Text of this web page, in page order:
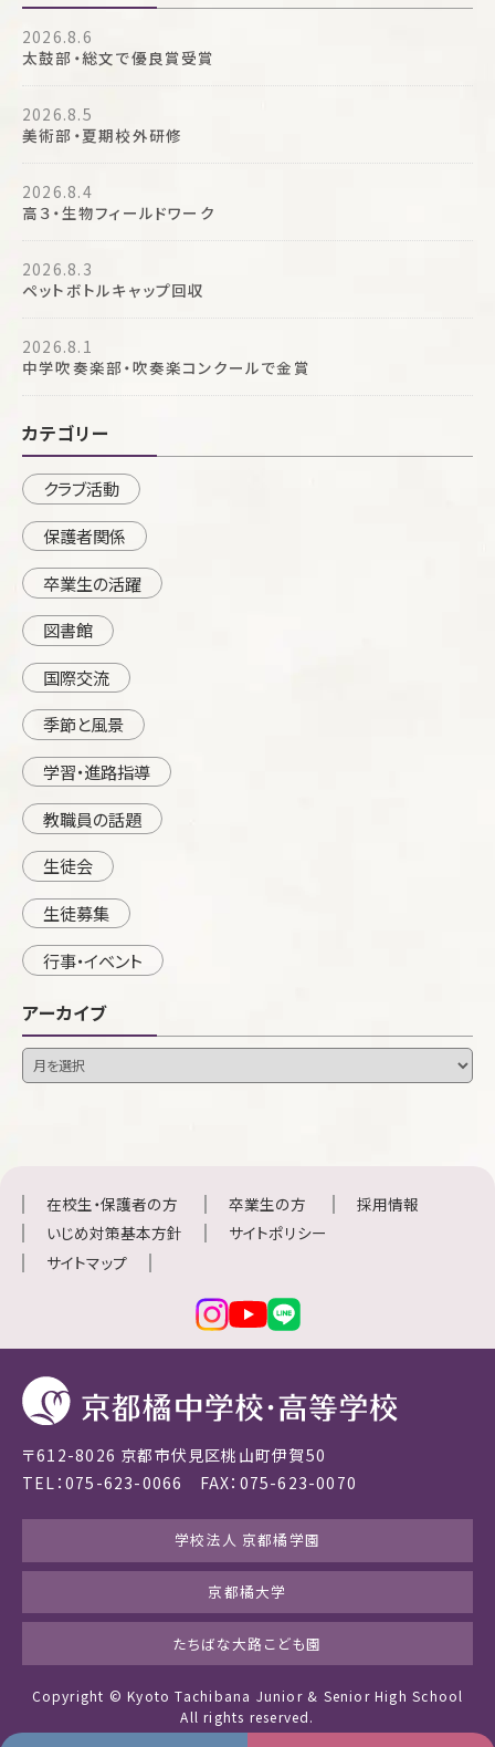
2026.8.6
太鼓部・総文で優良賞受賞
2026.8.5
美術部・夏期校外研修
2026.8.4
高３・生物フィールドワーク
2026.8.3
ペットボトルキャップ回収
2026.8.1
中学吹奏楽部・吹奏楽コンクールで金賞
カテゴリー
クラブ活動
保護者関係
卒業生の活躍
図書館
国際交流
季節と風景
学習・進路指導
教職員の話題
生徒会
生徒募集
行事・イベント
アーカイブ
在校生・保護者の方 卒業生の方
採用情報
いじめ対策基本方針
サイトポリシー
サイトマップ
〒612-8026 京都市伏見区桃山町伊賀50
TEL：075-623-0066 FAX：075-623-0070
学校法人 京都橘学園
京都橘大学
たちばな大路こども園
Copyright © Kyoto Tachibana Junior & Senior High School
All rights reserved.